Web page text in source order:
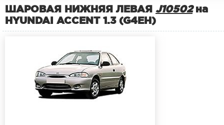
ШАРОВАЯ НИЖНЯЯ ЛЕВАЯ J10502на
HYUNDAI ACCENT 1.3 (G4EH)